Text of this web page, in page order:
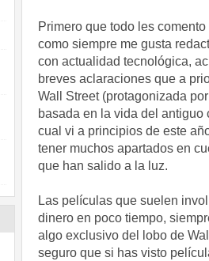
Primero que todo les
como siempre me gusta
con actualidad tecnológica,
breves aclaraciones que a
Wall Street (protagonizada
basada en la vida del antiguo
cual vi a principios de este
tener muchos apartados en
que han salido a la luz.
Las películas que suelen
dinero en poco tiempo,
algo exclusivo del lobo de
seguro que si has visto